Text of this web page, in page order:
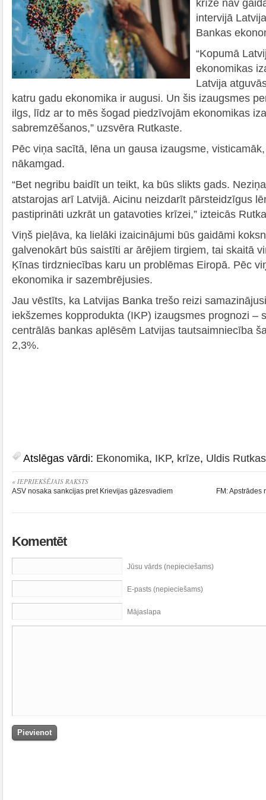
krīze nav
intervijā
Bankas
“Kopumā
ekonomikas
Latvija
katru gadu ekonomika ir augusi. Un šis izaugsmes
ilgs, līdz ar to mēs šogad piedzīvojām ekonomikas
sabremzēšanos,” uzsvēra Rutkaste.
Pēc viņa sacītā, lēna un gausa izaugsme,
nākamgad.
“Bet negribu baidīt un teikt, ka būs slikts gads.
atstarojas arī Latvijā. Aicinu neizdarīt pārsteidzīgus
pastiprināti uzkrāt un gatavoties krīzei,” izteicās
Viņš pieļāva, ka lielāki izaicinājumi būs gaidāmi
galvenokārt būs saistīti ar ārējiem tirgiem, tai skaitā
Ķīnas tirdzniecības karu un problēmas Eiropā. Pēc
ekonomika ir sazembrējusies.
Jau vēstīts, ka Latvijas Banka trešo reizi
iekšzemes kopprodukta (IKP) izaugsmes prognozi –
centrālās bankas aplēsēm Latvijas tautsaimniecība
2,3%.
Atslēgas vārdi: Ekonomika, IKP, krīze, Uldis
« IEPRIEKŠĒJAIS RAKSTS
ASV nosaka sankcijas pret Krievijas gāzesvadiem FM:
Komentēt
Jūsu vārds (nepieciešams)
E-pasts (nepieciešams)
Mājaslapa